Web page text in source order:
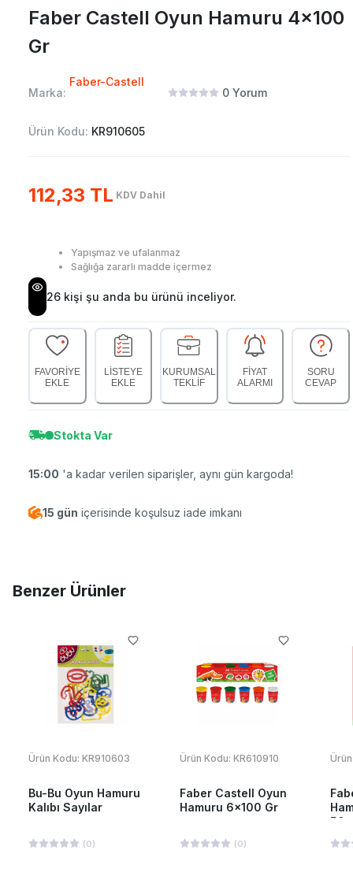
Faber Castell Oyun Hamuru 4x100
Gr
Marka:
Faber-Castell
0 Yorum
Ürün Kodu: KR910605
112,33 TL KDV Dahil
Yapışmaz ve ufalanmaz
Sağlığa zararlı madde içermez
26 kişi şu anda bu ürünü inceliyor.
FAVORİYE
EKLE
LİSTEYE
EKLE
KURUMSAL
TEKLİF
FİYAT
ALARMI
SORU
CEVAP
Stokta Var
15:00 'a kadar verilen siparişler, aynı gün kargoda!
15 gün içerisinde koşulsuz iade imkanı
Benzer Ürünler
Ürün Kodu: KR910603
Bu-Bu Oyun Hamuru
Kalıbı Sayılar
(0)
Ürün Kodu: KR610910
Faber Castell Oyun
Hamuru 6x100 Gr
(0)